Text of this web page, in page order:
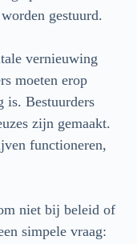
gestuurd.
vernieuwing
moeten erop
is. Bestuurders
zijn gemaakt.
functioneren,
niet bij beleid of
simpele vraag: